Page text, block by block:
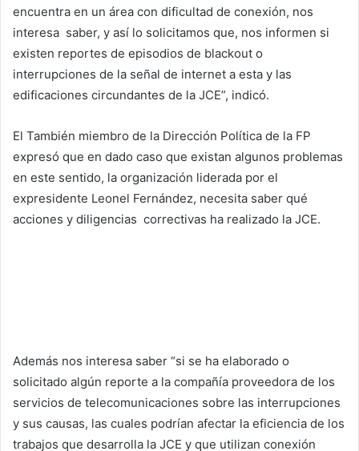
encuentra en un área con dificultad de conexión, nos
interesa saber, y así lo solicitamos que, nos informen si
existen reportes de episodios de blackout o
interrupciones de la señal de internet a esta y las
edificaciones circundantes de la JCE”, indicó.
El También miembro de la Dirección Política de la FP
expresó que en dado caso que existan algunos problemas
en este sentido, la organización liderada por el
expresidente Leonel Fernández, necesita saber qué
acciones y diligencias correctivas ha realizado la JCE.
Además nos interesa saber “si se ha elaborado o
solicitado algún reporte a la compañía proveedora de los
servicios de telecomunicaciones sobre las interrupciones
y sus causas, las cuales podrían afectar la eficiencia de los
trabajos que desarrolla la JCE y que utilizan conexión